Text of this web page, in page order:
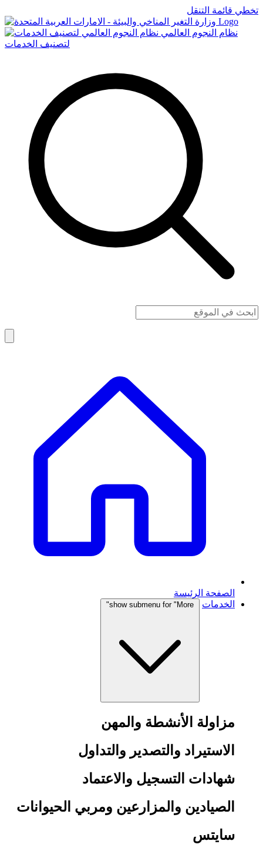
تخطي قائمة التنقل
Logo
نظام النجوم العالمي
لتصنيف الخدمات
الصفحة الرئيسة
الخدمات
show submenu for "More"
مزاولة الأنشطة والمهن
الاستيراد والتصدير والتداول
شهادات التسجيل والاعتماد
الصيادين والمزارعين ومربي الحيوانات
سايتس